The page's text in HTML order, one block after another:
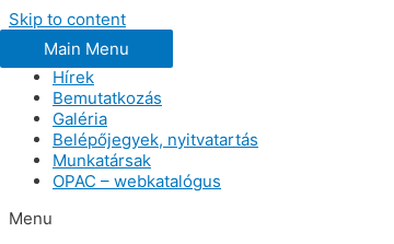
Skip to content
Main Menu
Főoldal
Hírek
Bemutatkozás
Galéria
Belépőjegyek, nyitvatartás
Munkatársak
OPAC – webkatalógus
Menu